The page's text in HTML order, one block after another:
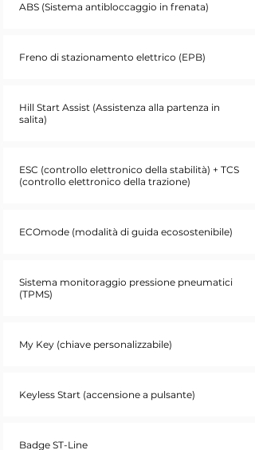
ABS (Sistema antibloccaggio in frenata)
Freno di stazionamento elettrico (EPB)
Hill Start Assist (Assistenza alla partenza in
salita)
ESC (controllo elettronico della stabilità) + TCS
(controllo elettronico della trazione)
ECOmode (modalità di guida ecosostenibile)
Sistema monitoraggio pressione pneumatici
(TPMS)
My Key (chiave personalizzabile)
Keyless Start (accensione a pulsante)
Badge ST-Line